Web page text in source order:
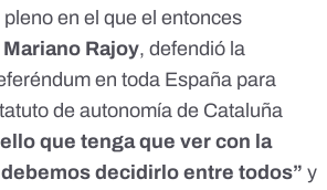
en el que el entonces
Mariano Rajoy, defendió la
en toda España para
de autonomía de Cataluña
que tenga que ver con la
decidirlo entre todos” y